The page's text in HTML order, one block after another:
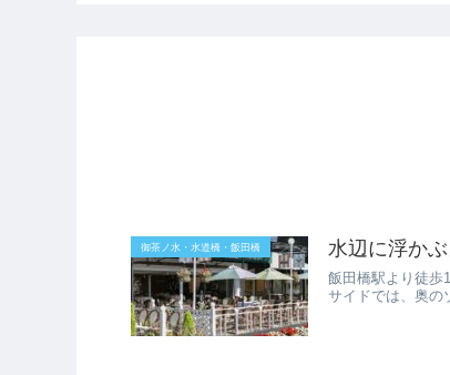
御茶ノ水・水道橋・飯田橋 水辺に浮か
飯田橋駅より徒歩
サイドでは、奥の